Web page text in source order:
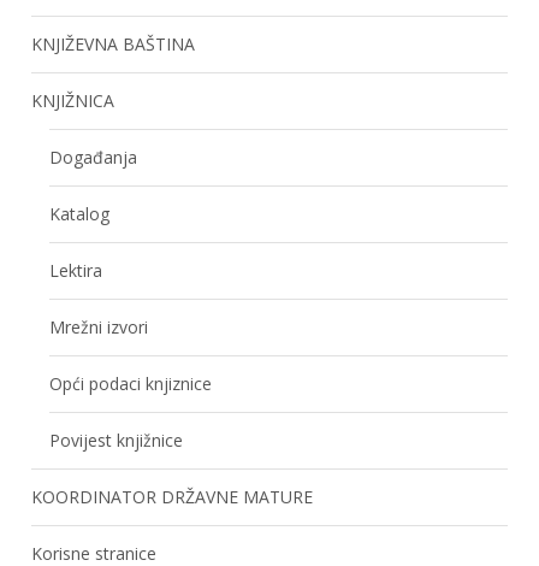
KNJIŽEVNA BAŠTINA
KNJIŽNICA
Događanja
Katalog
Lektira
Mrežni izvori
Opći podaci knjiznice
Povijest knjižnice
KOORDINATOR DRŽAVNE MATURE
Korisne stranice